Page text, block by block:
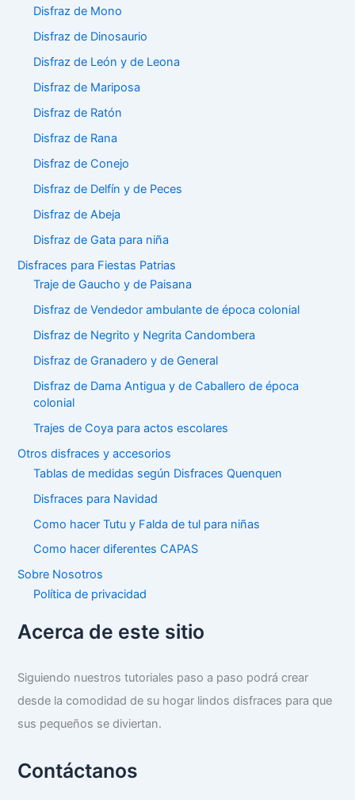
Disfraz de Mono
Disfraz de Dinosaurio
Disfraz de León y de Leona
Disfraz de Mariposa
Disfraz de Ratón
Disfraz de Rana
Disfraz de Conejo
Disfraz de Delfín y de Peces
Disfraz de Abeja
Disfraz de Gata para niña
Disfraces para Fiestas Patrias
Traje de Gaucho y de Paisana
Disfraz de Vendedor ambulante de época colonial
Disfraz de Negrito y Negrita Candombera
Disfraz de Granadero y de General
Disfraz de Dama Antigua y de Caballero de época
colonial
Trajes de Coya para actos escolares
Otros disfraces y accesorios
Tablas de medidas según Disfraces Quenquen
Disfraces para Navidad
Como hacer Tutu y Falda de tul para niñas
Como hacer diferentes CAPAS
Sobre Nosotros
Política de privacidad
Acerca de este sitio
Siguiendo nuestros tutoriales paso a paso podrá crear
desde la comodidad de su hogar lindos disfraces para que
sus pequeños se diviertan.
Contáctanos